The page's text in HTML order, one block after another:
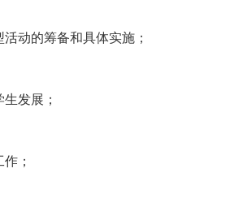
动的筹备和具体实施；
发展；
；